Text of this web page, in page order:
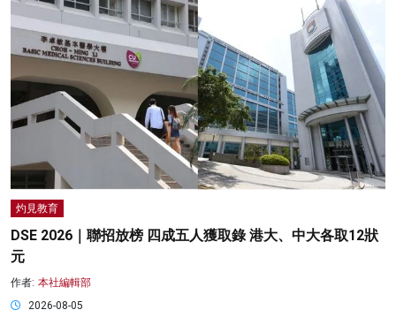
灼見教育
DSE 2026｜聯招放榜 四成五人獲取錄 港大、中大各取12狀
元
作者: 本社編輯部
2026-08-05